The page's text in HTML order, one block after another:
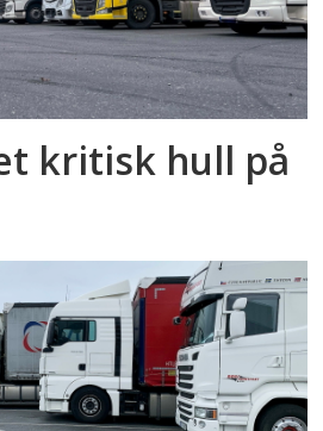
kritisk hull på